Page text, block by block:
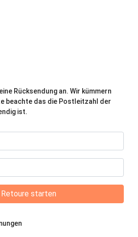
Rücksendung an. Wir kümmern
beachte das die Postleitzahl der
ist.
Retoure starten